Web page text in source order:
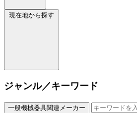
現在地から探す
ジャンル／キーワード
一般機械器具関連メーカー